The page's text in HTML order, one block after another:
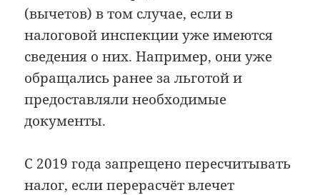
(вычетов) в том случае, если в
налоговой инспекции уже имеются
сведения о них. Например, они уже
обращались ранее за льготой и
предоставляли необходимые
документы.
С 2019 года запрещено пересчитывать
налог, если перерасчёт влечет